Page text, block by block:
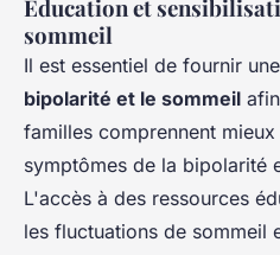
Éducation et
sommeil
Il est essentiel de fournir une
bipolarité et le sommeil
familles comprennent
symptômes de la bipolarité
L'accès à des ressources
les fluctuations de sommeil